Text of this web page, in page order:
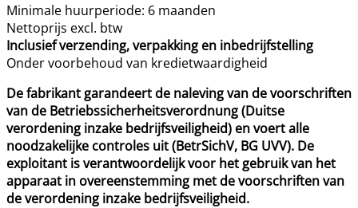
Minimale huurperiode: 6 maanden
Nettoprijs excl. btw
Inclusief verzending, verpakking en inbedrijfstelling
Onder voorbehoud van kredietwaardigheid
De fabrikant garandeert de naleving van de voorschriften
van de Betriebssicherheitsverordnung (Duitse
verordening inzake bedrijfsveiligheid) en voert alle
noodzakelijke controles uit (BetrSichV, BG UVV). De
exploitant is verantwoordelijk voor het gebruik van het
apparaat in overeenstemming met de voorschriften van
de verordening inzake bedrijfsveiligheid.